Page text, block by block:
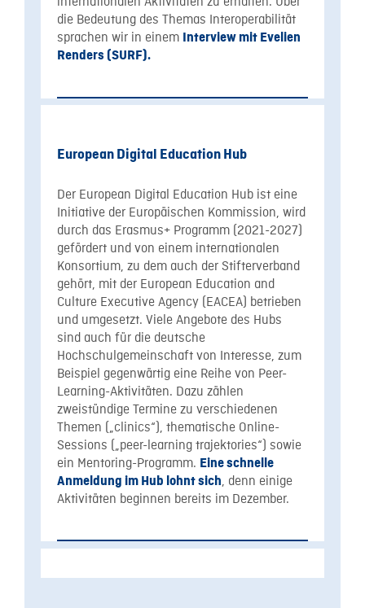
die Bedeutung des Themas Interoperabilität
sprachen wir in einem Interview mit Evelien
Renders (SURF).
European Digital Education Hub
Der European Digital Education Hub ist eine
Initiative der Europäischen Kommission, wird
durch das Erasmus+ Programm (2021-2027)
gefördert und von einem internationalen
Konsortium, zu dem auch der Stifterverband
gehört, mit der European Education and
Culture Executive Agency (EACEA) betrieben
und umgesetzt. Viele Angebote des Hubs
sind auch für die deutsche
Hochschulgemeinschaft von Interesse, zum
Beispiel gegenwärtig eine Reihe von Peer-
Learning-Aktivitäten. Dazu zählen
zweistündige Termine zu verschiedenen
Themen („clinics“), thematische Online-
Sessions („peer-learning trajektories“) sowie
ein Mentoring-Programm. Eine schnelle
Anmeldung im Hub lohnt sich, denn einige
Aktivitäten beginnen bereits im Dezember.